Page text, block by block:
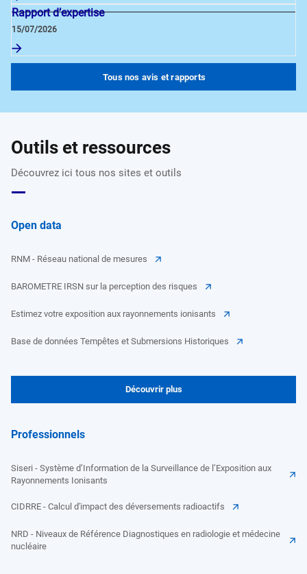
Rapport d’expertise
15/07/2026
Tous nos avis et rapports
Outils et ressources
Découvrez ici tous nos sites et outils
Open data
RNM - Réseau national de mesures
BAROMETRE IRSN sur la perception des risques
Estimez votre exposition aux rayonnements ionisants
Base de données Tempêtes et Submersions Historiques
Découvrir plus
Professionnels
Siseri - Système d’Information de la Surveillance de l’Exposition aux
Rayonnements Ionisants
CIDRRE - Calcul d'impact des déversements radioactifs
NRD - Niveaux de Référence Diagnostiques en radiologie et médecine
nucléaire